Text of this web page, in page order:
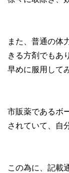
また、普通の体
きる方剤でもあ
早めに服用して
市販薬であるボ
されていて、自
この為に、記載